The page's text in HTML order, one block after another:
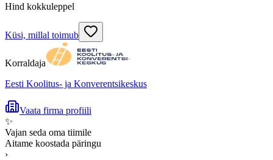
Hind kokkuleppel
Küsi, millal toimub
Korraldaja
Eesti Koolitus- ja Konverentsikeskus
Vaata firma profiili
✨
Vajan seda oma tiimile
Aitame koostada päringu
›